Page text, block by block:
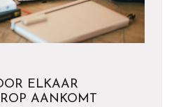
ELKAAR
AANKOMT